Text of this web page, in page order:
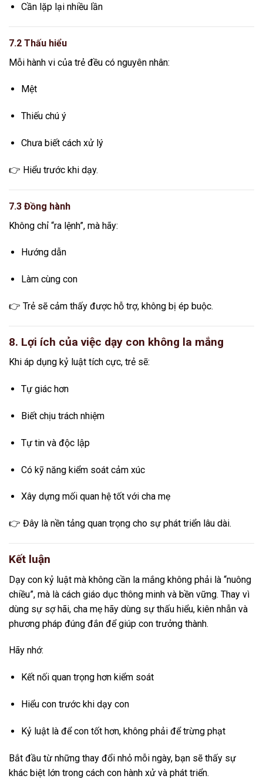
Cần lặp lại nhiều lần
7.2 Thấu hiểu
Mỗi hành vi của trẻ đều có nguyên nhân:
Mệt
Thiếu chú ý
Chưa biết cách xử lý
👉 Hiểu trước khi dạy.
7.3 Đồng hành
Không chỉ “ra lệnh”, mà hãy:
Hướng dẫn
Làm cùng con
👉 Trẻ sẽ cảm thấy được hỗ trợ, không bị ép buộc.
8. Lợi ích của việc dạy con không la mắng
Khi áp dụng kỷ luật tích cực, trẻ sẽ:
Tự giác hơn
Biết chịu trách nhiệm
Tự tin và độc lập
Có kỹ năng kiểm soát cảm xúc
Xây dựng mối quan hệ tốt với cha mẹ
👉 Đây là nền tảng quan trọng cho sự phát triển lâu dài.
Kết luận
Dạy con kỷ luật mà không cần la mắng không phải là “nuông
chiều”, mà là cách giáo dục thông minh và bền vững. Thay vì
dùng sự sợ hãi, cha mẹ hãy dùng sự thấu hiểu, kiên nhẫn và
phương pháp đúng đắn để giúp con trưởng thành.
Hãy nhớ:
Kết nối quan trọng hơn kiểm soát
Hiểu con trước khi dạy con
Kỷ luật là để con tốt hơn, không phải để trừng phạt
Bắt đầu từ những thay đổi nhỏ mỗi ngày, bạn sẽ thấy sự
khác biệt lớn trong cách con hành xử và phát triển.